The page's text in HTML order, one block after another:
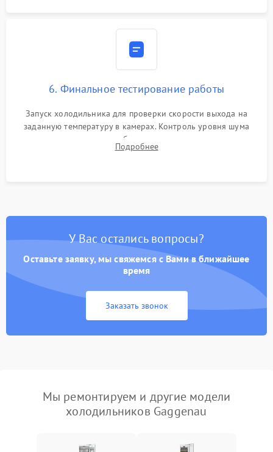
6. Финальное тестирование работы
Запуск холодильника для проверки скорости выхода на
заданную температуру в камерах. Контроль уровня шума
компрессора, отсутствия обмерзания стенок и корректного
срабатывания системы автоматической оттайки.
Подробнее
У Вас остались вопросы?
Оставьте заявку, мы свяжемся с Вами в ближайшее
время
Заказать звонок
Мы ремонтируем и другие модели
холодильников Gaggenau